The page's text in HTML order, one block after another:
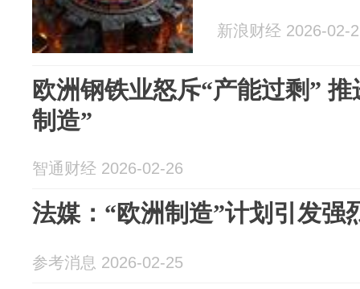
新浪财经 2026-02-
欧洲钢铁业怒斥“产能过剩”
制造”
智通财经 2026-02-26
法媒：“欧洲制造”计划引发强
参考消息 2026-02-25